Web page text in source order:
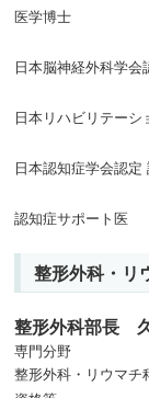
医学博士
日本脳神経外科学
日本リハビリテー
日本認知症学会認定
認知症サポート医
整形外科・リ
整形外科部長
専門分野
整形外科・リウマチ